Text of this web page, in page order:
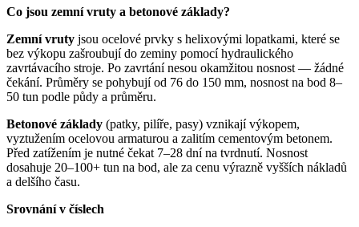
Co jsou zemní vruty a betonové základy?
Zemní vruty jsou ocelové prvky s helixovými lopatkami, které se
bez výkopu zašroubují do zeminy pomocí hydraulického
zavrtávacího stroje. Po zavrtání nesou okamžitou nosnost — žádné
čekání. Průměry se pohybují od 76 do 150 mm, nosnost na bod 8–
50 tun podle půdy a průměru.
Betonové základy (patky, pilíře, pasy) vznikají výkopem,
vyztužením ocelovou armaturou a zalitím cementovým betonem.
Před zatížením je nutné čekat 7–28 dní na tvrdnutí. Nosnost
dosahuje 20–100+ tun na bod, ale za cenu výrazně vyšších nákladů
a delšího času.
Srovnání v číslech